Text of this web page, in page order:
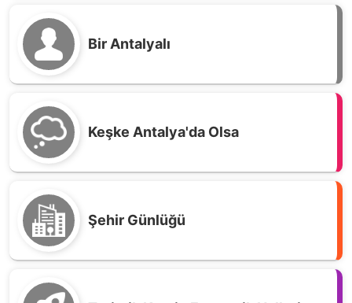
Bir Antalyalı
Keşke Antalya'da Olsa
Şehir Günlüğü